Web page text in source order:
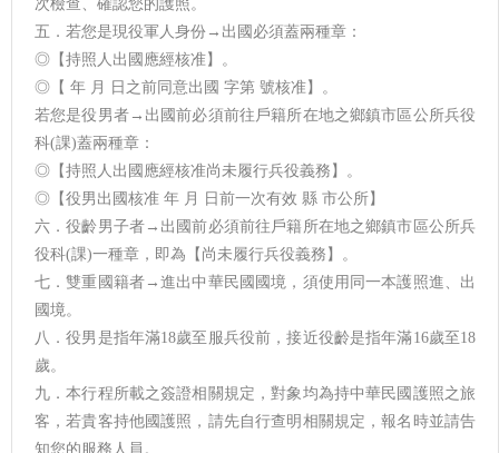
次檢查、確認您的護照。
五．若您是現役軍人身份→出國必須蓋兩種章：
◎【持照人出國應經核准】。
◎【 年 月 日之前同意出國 字第 號核准】。
若您是役男者→出國前必須前往戶籍所在地之鄉鎮市區公所兵役
科(課)蓋兩種章：
◎【持照人出國應經核准尚未履行兵役義務】。
◎【役男出國核准 年 月 日前一次有效 縣 市公所】
六．役齡男子者→出國前必須前往戶籍所在地之鄉鎮市區公所兵
役科(課)一種章，即為【尚未履行兵役義務】。
七．雙重國籍者→進出中華民國國境，須使用同一本護照進、出
國境。
八．役男是指年滿18歲至服兵役前，接近役齡是指年滿16歲至18
歲。
九．本行程所載之簽證相關規定，對象均為持中華民國護照之旅
客，若貴客持他國護照，請先自行查明相關規定，報名時並請告
知您的服務人員。